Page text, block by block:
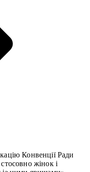
Конвенції Ради
жінок і